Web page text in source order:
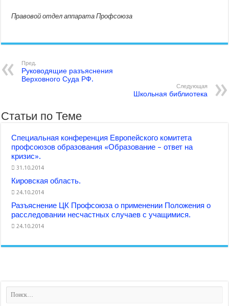
Правовой отдел аппарата Профсоюза
Пред.
Руководящие разъяснения
Верховного Суда РФ.
Следующая
Школьная библиотека
Статьи по Теме
Специальная конференция Европейского комитета
профсоюзов образования «Образование – ответ на
кризис».
31.10.2014
Кировская область.
24.10.2014
Разъяснение ЦК Профсоюза о применении Положения о
расследовании несчастных случаев с учащимися.
24.10.2014